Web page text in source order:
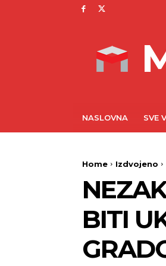
NASLOVNA SVE
Home Izdvojeno
BITI